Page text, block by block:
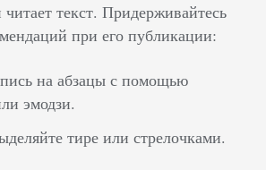
читает текст. Придерживайтесь
при его публикации:
на абзацы с помощью
эмодзи.
тире или стрелочками.